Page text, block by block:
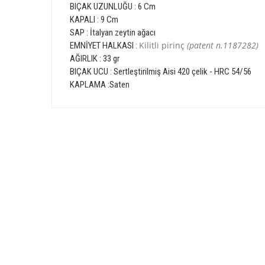
BIÇAK UZUNLUĞU : 6 Cm
KAPALI : 9 Cm
SAP : İtalyan zeytin ağacı
EMNİYET HALKASI : Kilitli pirinç (patent n.1187282)
AĞIRLIK : 33 gr
BIÇAK UCU : Sertleştirilmiş Aisi 420 çelik - HRC 54/56
KAPLAMA :Saten